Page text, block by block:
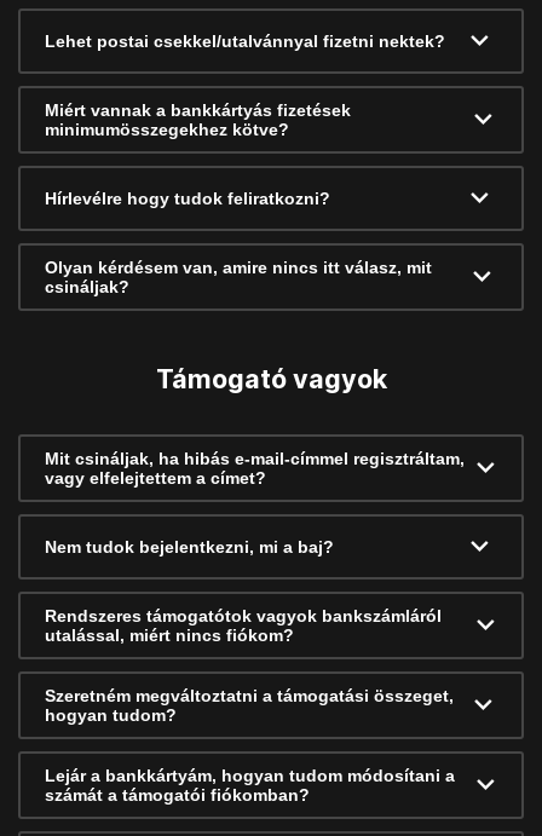
Lehet postai csekkel/utalvánnyal fizetni nektek?
Miért vannak a bankkártyás fizetések
minimumösszegekhez kötve?
Hírlevélre hogy tudok feliratkozni?
Olyan kérdésem van, amire nincs itt válasz, mit
csináljak?
Támogató vagyok
Mit csináljak, ha hibás e-mail-címmel regisztráltam,
vagy elfelejtettem a címet?
Nem tudok bejelentkezni, mi a baj?
Rendszeres támogatótok vagyok bankszámláról
utalással, miért nincs fiókom?
Szeretném megváltoztatni a támogatási összeget,
hogyan tudom?
Lejár a bankkártyám, hogyan tudom módosítani a
számát a támogatói fiókomban?